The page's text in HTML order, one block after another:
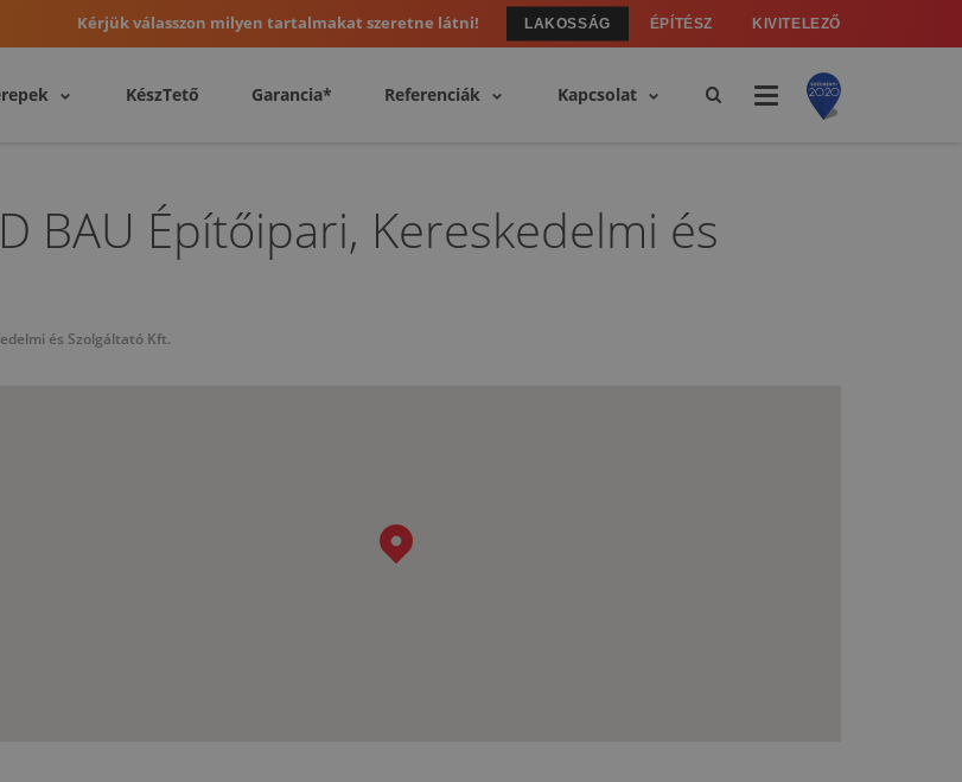
Kérjük válasszon milyen tartalmakat szeretne látni! LAKOSSÁG ÉPÍTÉSZ KIVITELEZŐ
KészTető Garancia* Referenciák Kapcsolat
BAU Építőipari, Kereskedelmi és
és Szolgáltató Kft.